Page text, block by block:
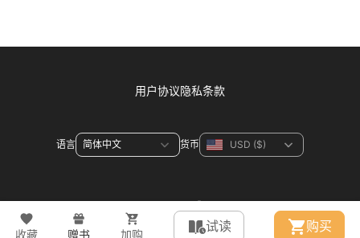
收藏 赠书 加购
试读 购买
用户协议隐私条款
语言 货币
© 2026 WeDevote Bible All right reserved